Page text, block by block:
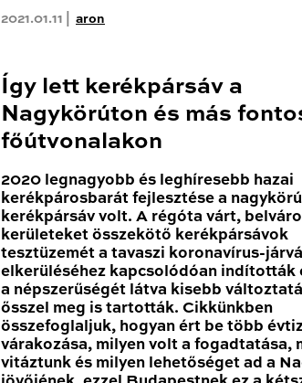
2021.01.11 | aron
Így lett kerékpársáv a
Nagykörúton és más
főútvonalakon
2020 legnagyobb és leghíresebb hazai
kerékpárosbarát fejlesztése a
kerékpársáv volt. A régóta várt,
kerületeket összekötő kerékpársávok
tesztüzemét a tavaszi koronavírus-
elkerüléséhez kapcsolódóan indították
a népszerűségét látva kisebb
ősszel meg is tartották. Cikkünkben
összefoglaljuk, hogyan ért be több
várakozása, milyen volt a fogadtatása,
vitáztunk és milyen lehetőséget ad a